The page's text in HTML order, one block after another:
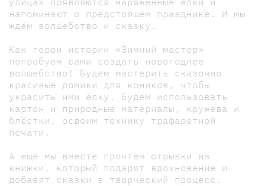
напоминают о предстоящем празднике. И мы
ждём волшебство и сказку.
Как герои истории «Зимний мастер»
попробуем сами создать новогоднее
волшебство! Будем мастерить сказочно
красивые домики для коников, чтобы
украсить ими ёлку. Будем использовать
картон и природные материалы, кружева и
блёстки, освоим технику трафаретной
печати.
А ещё мы вместе прочтём отрывки из
книжки, который подарят вдохновение и
добавят сказки в творческий процесс.